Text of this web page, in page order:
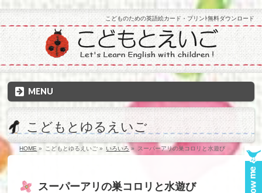
こどものための英語絵カード・プリンﾄ無料ダウンロード
MENU
こどもとゆるえいご
HOME » こどもとゆるえいご » いろいろ» スーパーアリの巣コロリと水遊び
スーパーアリの巣コロリと水遊び